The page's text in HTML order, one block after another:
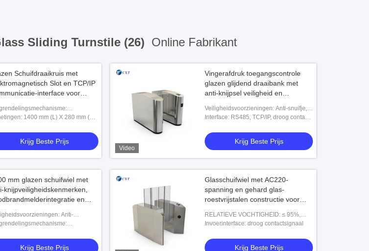
Sliding Turnstile (26) Online Fabrikant
Schuifdraaikruis met
Slot en TCP/IP
interface voor
Veiligheid
slot
1400 mm (L) X 280 mm (B)
Krijg Beste Prijs
Video
Vingerafdruk toegangscontrole
glazen glijdend draaibank met
anti-knijpsel veiligheid en
personen per minuut voor toegang
Veiligheidsvoorzieningen: Anti-snuifje,
noodhandmatig geopend
Interface: RS485, TCP/IP, droog contact,
Krijg Beste Prijs
mm glazen schuifwiel met
knijpveiligheidskenmerken,
en
Anti-
Krijg Beste Prijs
Glasschuifwiel met AC220-
spanning en gehard glas-
roestvrijstalen constructie voor
RELATIEVE VOCHTIGHEID: ≤ 95%,
geen condensatie
Invoerinterface: droog contactsignaal
Krijg Beste Prijs